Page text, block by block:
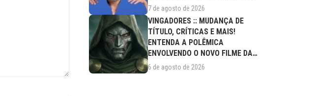
NESTA SEXTA (07/08)
7 de agosto de 2026
VINGADORES :: MUDANÇA DE
TÍTULO, CRÍTICAS E MAIS!
ENTENDA A POLÊMICA
ENVOLVENDO O NOVO FILME DA
MARVEL
6 de agosto de 2026